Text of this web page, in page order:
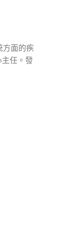
方面的疾
任。發